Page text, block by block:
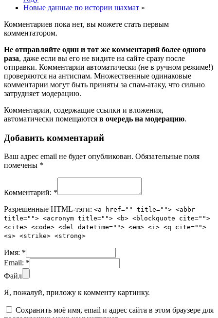
Новые данные по истории шахмат »
Комментариев пока нет, вы можете стать первым
комментатором.
Не отправляйте один и тот же комментарий более одного
раза, даже если вы его не видите на сайте сразу после
отправки. Комментарии автоматически (не в ручном режиме!)
проверяются на антиспам. Множественные одинаковые
комментарии могут быть приняты за спам-атаку, что сильно
затрудняет модерацию.
Комментарии, содержащие ссылки и вложения,
автоматически помещаются в очередь на модерацию.
Добавить комментарий
Ваш адрес email не будет опубликован. Обязательные поля
помечены *
Комментарий: *
Разрешенные HTML-тэги: <a href="" title=""> <abbr
title=""> <acronym title=""> <b> <blockquote cite="">
<cite> <code> <del datetime=""> <em> <i> <q cite="">
<s> <strike> <strong>
Имя: *
Email: *
Файл
Я, пожалуй, приложу к комменту картинку.
Сохранить моё имя, email и адрес сайта в этом браузере для